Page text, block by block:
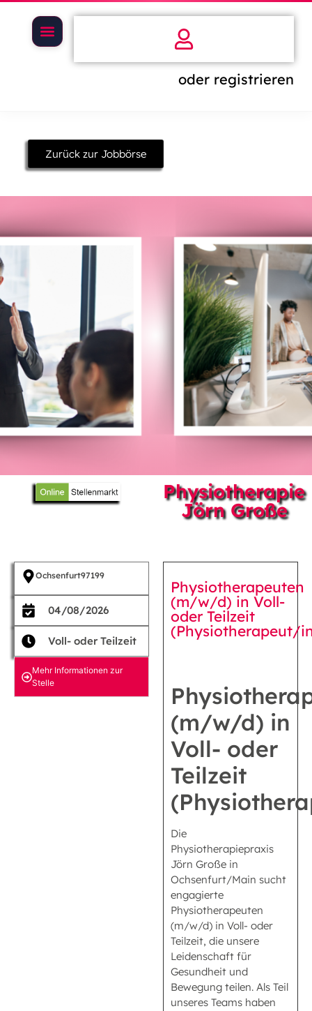
oder registrieren
Zurück zur Jobbörse
Physiotherapie
Jörn Große
Ochsenfurt97199
04/08/2026
Voll- oder Teilzeit
Mehr Informationen zur
Stelle
Physiotherapeuten
(m/w/d) in Voll-
oder Teilzeit
(Physiotherapeut/
(m/w/d) in
Voll- oder
Teilzeit
Die
Physiotherapiepraxis
Jörn Große in
Ochsenfurt/Main sucht
engagierte
Physiotherapeuten
(m/w/d) in Voll- oder
Teilzeit, die unsere
Leidenschaft für
Gesundheit und
Bewegung teilen. Als Teil
unseres Teams haben